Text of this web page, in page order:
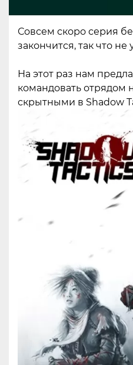
Совсем скоро серия
закончится, так что
На этот раз нам
командовать отрядом
скрытными в Shadow